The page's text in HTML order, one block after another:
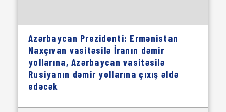
Azərbaycan Prezidenti: Ermənistan
Naxçıvan vasitəsilə İranın dəmir
yollarına, Azərbaycan vasitəsilə
Rusiyanın dəmir yollarına çıxış əldə
edəcək